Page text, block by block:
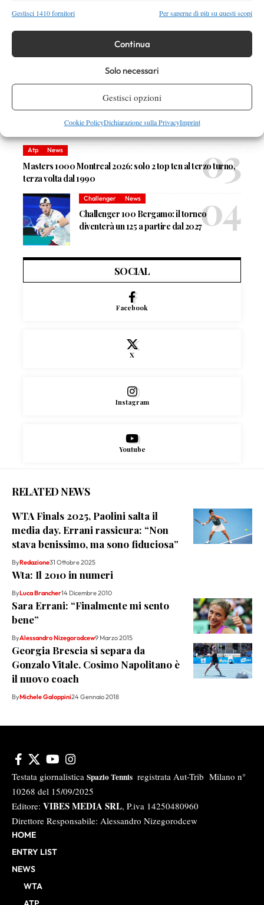
Gestisci 1410 fornitori Per saperne di più su questi scopi
Continua
Solo necessari
Gestisci opzioni
Cookie PolicyDichiarazione sulla PrivacyImprint
DI TENDENZA
WTA 1000 Toronto 2026: pioggia pesante,
gioco sospeso
Masters 1000 Montreal 2026: Darderi
Shang inizia in ritardo per pioggia
Atp News
Masters 1000 Montreal 2026: solo 2 top ten al terzo turno,
terza volta dal 1990
Challenger News
Challenger 100 Bergamo: il torneo
diventerà un 125 a partire dal 2027
SOCIAL
Facebook
X
Instagram
Youtube
RELATED NEWS
WTA Finals 2025, Paolini salta il
media day. Errani rassicura: “Non
stava benissimo, ma sono fiduciosa”
ByRedazione31 Ottobre 2025
Wta: Il 2010 in numeri
ByLuca Brancher14 Dicembre 2010
Sara Errani: “Finalmente mi sento
bene”
ByAlessandro Nizegorodcew9 Marzo 2015
Georgia Brescia si separa da
Gonzalo Vitale. Cosimo Napolitano è
il nuovo coach
ByMichele Galoppini24 Gennaio 2018
Testata giornalistica Spazio Tennis registrata Aut-Trib Milano n°
10268 del 15/09/2025
Editore: VIBES MEDIA SRL, P.iva 14250480960
Direttore Responsabile: Alessandro Nizegorodcew
HOME
ENTRY LIST
NEWS
WTA